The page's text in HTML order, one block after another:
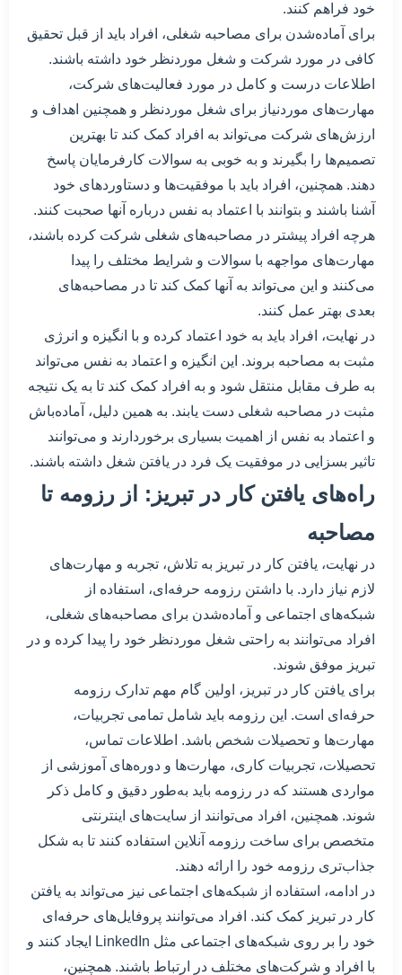
خود فراهم کنند.
برای آماده‌شدن برای مصاحبه شغلی، افراد باید از قبل تحقیق
کافی در مورد شرکت و شغل موردنظر خود داشته باشند.
اطلاعات درست و کامل در مورد فعالیت‌های شرکت،
مهارت‌های موردنیاز برای شغل موردنظر و همچنین اهداف و
ارزش‌های شرکت می‌تواند به افراد کمک کند تا بهترین
تصمیم‌ها را بگیرند و به خوبی به سوالات کارفرمایان پاسخ
دهند. همچنین، افراد باید با موفقیت‌ها و دستاوردهای خود
آشنا باشند و بتوانند با اعتماد به نفس درباره آنها صحبت کنند.
هرچه افراد پیشتر در مصاحبه‌های شغلی شرکت کرده باشند،
مهارت‌های مواجهه با سوالات و شرایط مختلف را پیدا
می‌کنند و این می‌تواند به آنها کمک کند تا در مصاحبه‌های
بعدی بهتر عمل کنند.
در نهایت، افراد باید به خود اعتماد کرده و با انگیزه و انرژی
مثبت به مصاحبه بروند. این انگیزه و اعتماد به نفس می‌تواند
به طرف مقابل منتقل شود و به افراد کمک کند تا به یک نتیجه
مثبت در مصاحبه شغلی دست یابند. به همین دلیل، آماده‌باش
و اعتماد به نفس از اهمیت بسیاری برخوردارند و می‌توانند
تاثیر بسزایی در موفقیت یک فرد در یافتن شغل داشته باشند.
راه‌های یافتن کار در تبریز: از رزومه تا
مصاحبه
در نهایت، یافتن کار در تبریز به تلاش، تجربه و مهارت‌های
لازم نیاز دارد. با داشتن رزومه حرفه‌ای، استفاده از
شبکه‌های اجتماعی و آماده‌شدن برای مصاحبه‌های شغلی،
افراد می‌توانند به راحتی شغل موردنظر خود را پیدا کرده و در
تبریز موفق شوند.
برای یافتن کار در تبریز، اولین گام مهم تدارک رزومه
حرفه‌ای است. این رزومه باید شامل تمامی تجربیات،
مهارت‌ها و تحصیلات شخص باشد. اطلاعات تماس،
تحصیلات، تجربیات کاری، مهارت‌ها و دوره‌های آموزشی از
مواردی هستند که در رزومه باید به‌طور دقیق و کامل ذکر
شوند. همچنین، افراد می‌توانند از سایت‌های اینترنتی
متخصص برای ساخت رزومه آنلاین استفاده کنند تا به شکل
جذاب‌تری رزومه خود را ارائه دهند.
در ادامه، استفاده از شبکه‌های اجتماعی نیز می‌تواند به یافتن
کار در تبریز کمک کند. افراد می‌توانند پروفایل‌های حرفه‌ای
خود را بر روی شبکه‌های اجتماعی مثل LinkedIn ایجاد کنند و
با افراد و شرکت‌های مختلف در ارتباط باشند. همچنین،